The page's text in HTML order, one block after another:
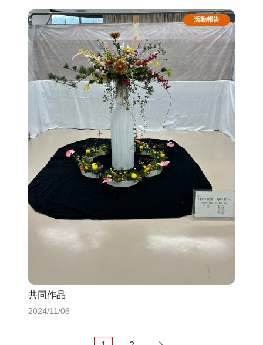
共同作品
2024/11/06